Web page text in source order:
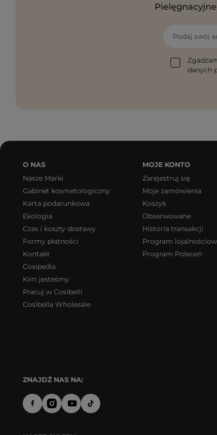
Podaj swój
danych
O NAS
Nasze Marki
Gabinet kosmetologiczny
Karta podarunkowa
Ekologia
Czas i koszty dostawy
Formy płatności
Kontakt
Cosipedia
Kim jesteśmy
Pracuj w Cosibelli
Cosibella Wholesale
MOJE KONTO
Zarejestruj się
Moje zamówienia
Koszyk
Obserwowane
Historia transakcji
Program
Program Poleceń
ZNAJDŹ NAS NA: